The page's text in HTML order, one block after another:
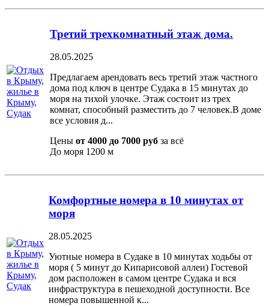
Третий трехкомнатный этаж дома.
28.05.2025
Предлагаем арендовать весь третий этаж частного
дома под ключ в центре Судака в 15 минутах до
моря на тихой улочке. Этаж состоит из трех
комнат, способный разместить до 7 человек.В доме
все условия д...
Цены от 4000 до 7000 руб за всё
До моря 1200 м
Комфортные номера в 10 минутах от
моря
28.05.2025
Уютные номера в Судаке в 10 минутах ходьбы от
моря ( 5 минут до Кипарисовой аллеи) Гостевой
дом расположен в самом центре Судака и вся
инфраструктура в пешеходной доступности. Все
номера повышенной к...